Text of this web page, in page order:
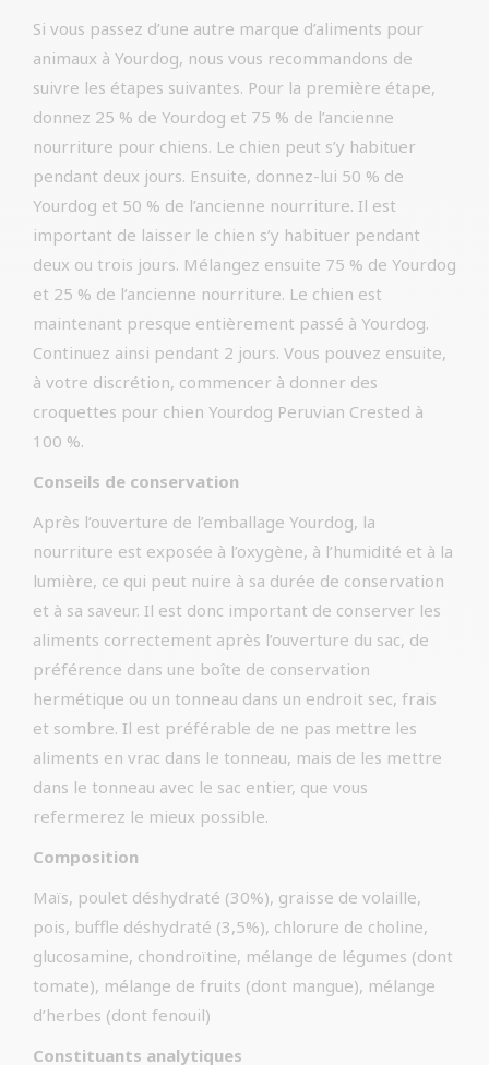
Si vous passez d’une autre marque d’aliments pour
animaux à Yourdog, nous vous recommandons de
suivre les étapes suivantes. Pour la première étape,
donnez 25 % de Yourdog et 75 % de l’ancienne
nourriture pour chiens. Le chien peut s’y habituer
pendant deux jours. Ensuite, donnez-lui 50 % de
Yourdog et 50 % de l’ancienne nourriture. Il est
important de laisser le chien s’y habituer pendant
deux ou trois jours. Mélangez ensuite 75 % de Yourdog
et 25 % de l’ancienne nourriture. Le chien est
maintenant presque entièrement passé à Yourdog.
Continuez ainsi pendant 2 jours. Vous pouvez ensuite,
à votre discrétion, commencer à donner des
croquettes pour chien Yourdog Peruvian Crested à
100 %.
Conseils de conservation
Après l’ouverture de l’emballage Yourdog, la
nourriture est exposée à l’oxygène, à l’humidité et à la
lumière, ce qui peut nuire à sa durée de conservation
et à sa saveur. Il est donc important de conserver les
aliments correctement après l’ouverture du sac, de
préférence dans une boîte de conservation
hermétique ou un tonneau dans un endroit sec, frais
et sombre. Il est préférable de ne pas mettre les
aliments en vrac dans le tonneau, mais de les mettre
dans le tonneau avec le sac entier, que vous
refermerez le mieux possible.
Composition
Maïs, poulet déshydraté (30%), graisse de volaille,
pois, buffle déshydraté (3,5%), chlorure de choline,
glucosamine, chondroïtine, mélange de légumes (dont
tomate), mélange de fruits (dont mangue), mélange
d’herbes (dont fenouil)
Constituants analytiques